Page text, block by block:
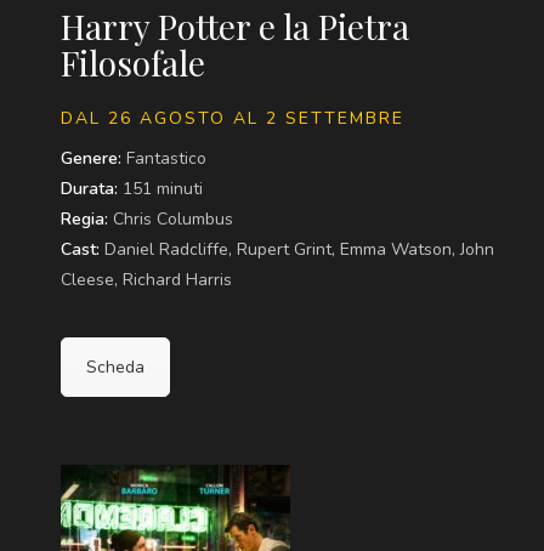
Harry Potter e la Pietra
Filosofale
DAL 26 AGOSTO AL 2 SETTEMBRE
Genere: Fantastico
Durata: 151 minuti
Regia: Chris Columbus
Cast: Daniel Radcliffe, Rupert Grint, Emma Watson, John
Cleese, Richard Harris
Scheda